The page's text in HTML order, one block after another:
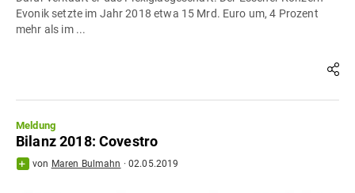
Evonik setzte im Jahr 2018 etwa 15 Mrd. Euro um, 4 Prozent
mehr als im ...
Meldung
Bilanz 2018: Covestro
von Maren Bulmahn ·02.05.2019